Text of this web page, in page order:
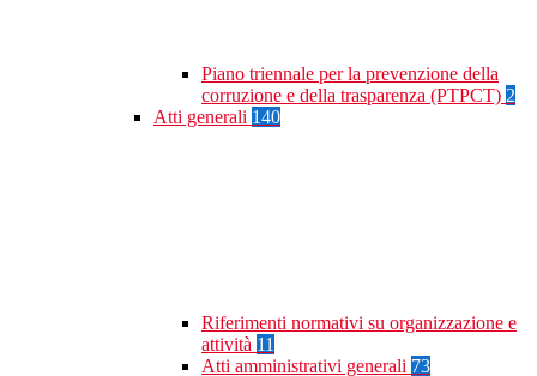
Piano triennale per la prevenzione della
corruzione e della trasparenza (PTPCT) 2
Atti generali 140
Riferimenti normativi su organizzazione e
attività 11
Atti amministrativi generali 73